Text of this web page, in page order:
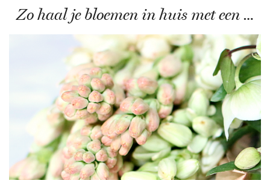
Zo haal je bloemen in huis met een …